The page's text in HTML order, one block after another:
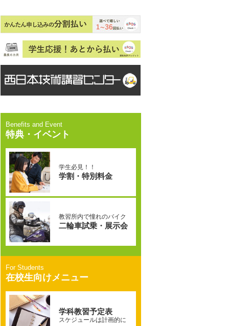
特典・イベント
学生必見！！
学割・特別料金
教習所内で憧れのバイク
二輪車試乗・展示会
在校生向けメニュー
学科教習予定表
スケジュールは計画的に